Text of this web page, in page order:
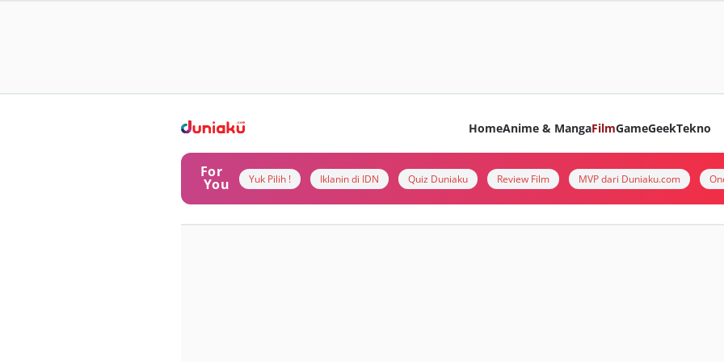
HomeAnime & MangaFilmGameGeekTekno
For
You Yuk Pilih ! Iklanin di IDN Quiz Duniaku Review Film MVP dari Duniaku.com